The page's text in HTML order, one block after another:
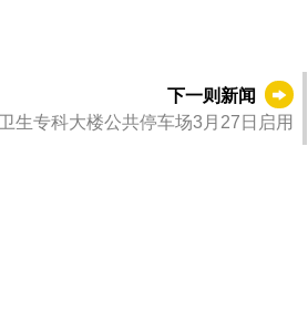
下一则新闻
生专科大楼公共停车场3月27日启用